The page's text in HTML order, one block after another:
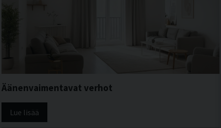
Äänenvaimentavat verhot
Lue lisää